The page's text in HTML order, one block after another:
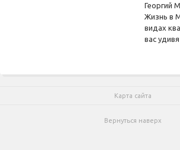
Георгий
Жизнь в
видах
вас
Карта сайта
Вернуться наверх